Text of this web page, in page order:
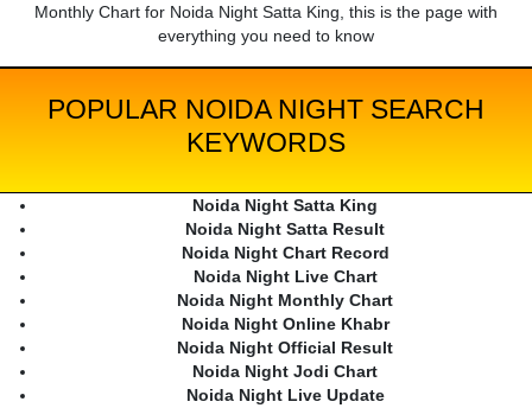
Monthly Chart for Noida Night Satta King, this is the page with
everything you need to know
POPULAR NOIDA NIGHT SEARCH
KEYWORDS
Noida Night Satta King
Noida Night Satta Result
Noida Night Chart Record
Noida Night Live Chart
Noida Night Monthly Chart
Noida Night Online Khabr
Noida Night Official Result
Noida Night Jodi Chart
Noida Night Live Update